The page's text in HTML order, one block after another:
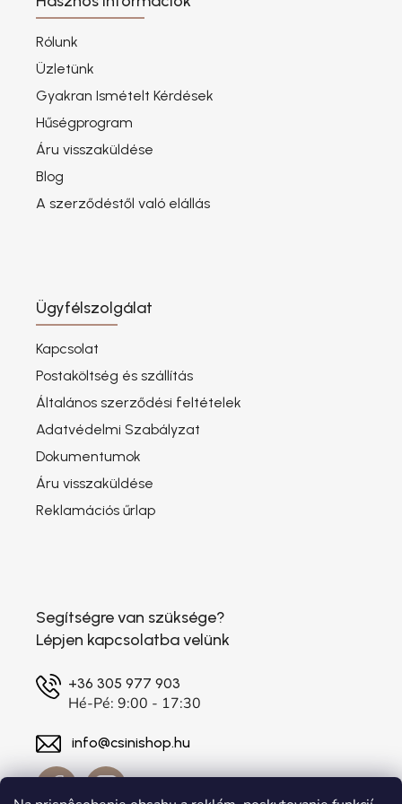
Rólunk
Üzletünk
Gyakran Ismételt Kérdések
Hűségprogram
Áru visszaküldése
Blog
A szerződéstől való elállás
Ügyfélszolgálat
Kapcsolat
Postaköltség és szállítás
Általános szerződési feltételek
Adatvédelmi Szabályzat
Dokumentumok
Áru visszaküldése
Reklamációs űrlap
Segítségre van szüksége?
Lépjen kapcsolatba velünk
+36 305 977 903
Hé-Pé: 9:00 - 17:30
info@csinishop.hu